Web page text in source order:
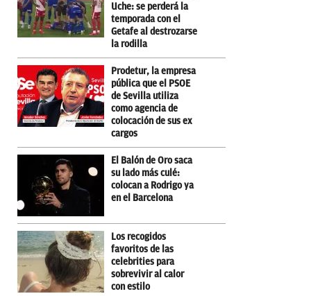
Uche: se perderá la
temporada con el
Getafe al destrozarse
la rodilla
Prodetur, la empresa
pública que el PSOE
de Sevilla utiliza
como agencia de
colocación de sus ex
cargos
El Balón de Oro saca
su lado más culé:
colocan a Rodrigo ya
en el Barcelona
Los recogidos
favoritos de las
celebrities para
sobrevivir al calor
con estilo